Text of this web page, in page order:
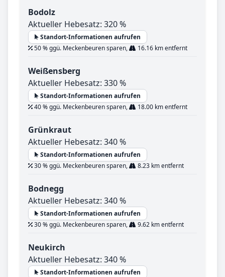
Bodolz
Aktueller Hebesatz: 320 %
Standort-Informationen aufrufen
50 % ggü. Meckenbeuren sparen,
16.16 km entfernt
Weißensberg
Aktueller Hebesatz: 330 %
Standort-Informationen aufrufen
40 % ggü. Meckenbeuren sparen,
18.00 km entfernt
Grünkraut
Aktueller Hebesatz: 340 %
Standort-Informationen aufrufen
30 % ggü. Meckenbeuren sparen,
8.23 km entfernt
Bodnegg
Aktueller Hebesatz: 340 %
Standort-Informationen aufrufen
30 % ggü. Meckenbeuren sparen,
9.62 km entfernt
Neukirch
Aktueller Hebesatz: 340 %
Standort-Informationen aufrufen